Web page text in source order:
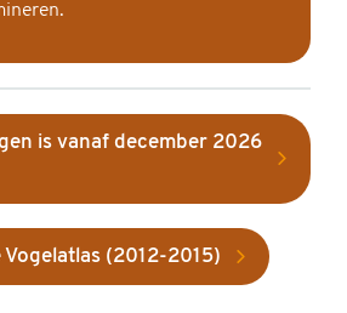
is vanaf december 2026
Vogelatlas (2012-2015)